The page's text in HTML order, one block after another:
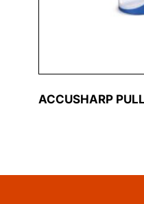
ACCUSHARP